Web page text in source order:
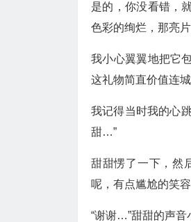
是的，你没看错，
色彩的绚烂，那亮
我小心翼翼地把它
这礼物简直价值连
我记得当时我的心
甜…”
甜甜愣了一下，
呢，有点尴尬的笑容
“谢谢…”甜甜的声音